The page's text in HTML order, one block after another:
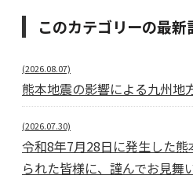
このカテゴリーの最新
(2026.08.07)
熊本地震の影響による九州地
(2026.07.30)
令和8年7月28日に発生した
られた皆様に、謹んでお見舞